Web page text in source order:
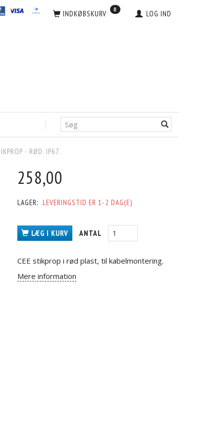
LOG IND
INDKØBSKURV 0
- RØD. IP67.
258,00
LAGER: LEVERINGSTID ER 1-2 DAG(E)
LÆG I KURV ANTAL
CEE stikprop i rød plast, til kabelmontering.
Mere information